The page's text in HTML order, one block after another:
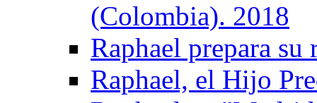
(Colombia). 2018
Raphael prepara
Raphael, el Hijo